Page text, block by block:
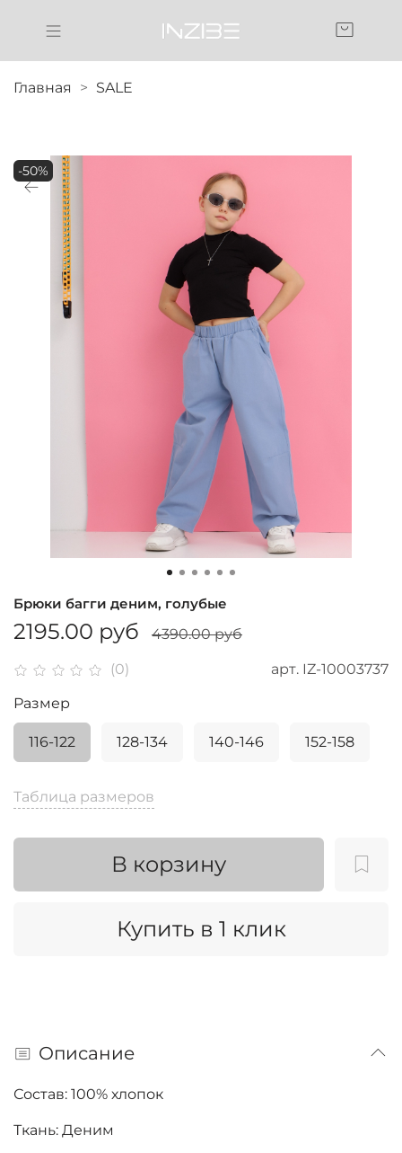
Главная SALE
-50%
(0) арт. IZ-10003737
Брюки багги деним, голубые
2195.00 руб 4390.00 руб
Таблица размеров
В корзину
Купить в 1 клик
Размер
116-122 128-134 140-146 152-158
Описание
Состав: 100% хлопок
Ткань: Деним